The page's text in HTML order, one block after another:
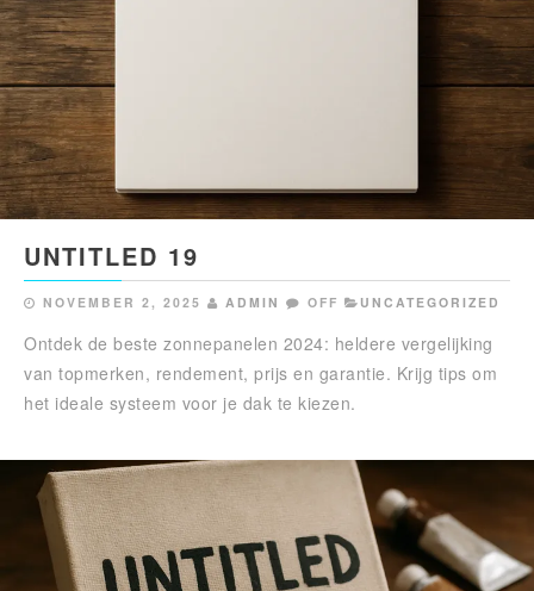
UNTITLED 19
NOVEMBER 2, 2025 ADMIN OFF UNCATEGORIZED
Ontdek de beste zonnepanelen 2024: heldere vergelijking
van topmerken, rendement, prijs en garantie. Krijg tips om
het ideale systeem voor je dak te kiezen.